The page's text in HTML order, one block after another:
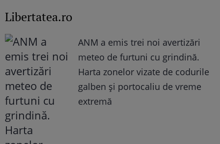
Libertatea.ro
ANM a emis trei noi avertizări
meteo de furtuni cu grindină.
Harta zonelor vizate de codurile
galben și portocaliu de vreme
extremă